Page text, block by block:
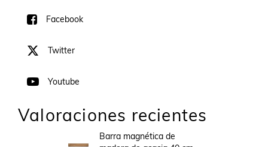
Facebook
Twitter
Youtube
Valoraciones recientes
Barra magnética de